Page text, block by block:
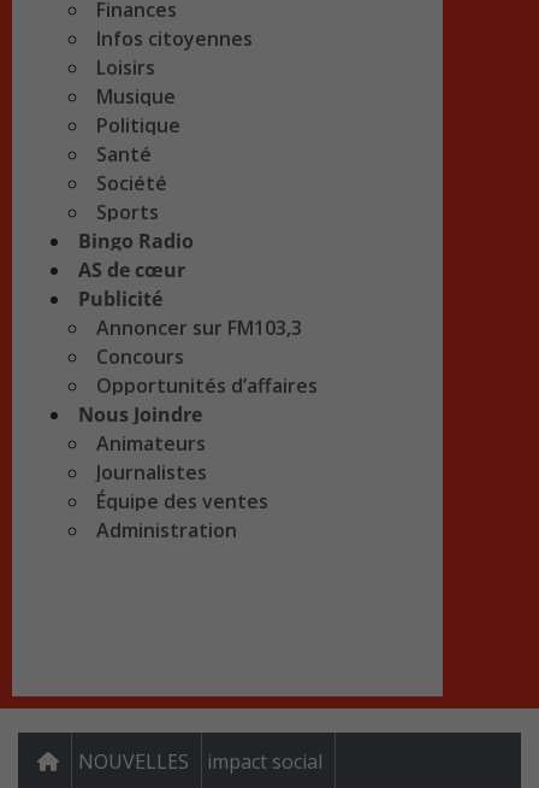
Finances
Infos citoyennes
Loisirs
Musique
Politique
Santé
Société
Sports
Bingo Radio
AS de cœur
Publicité
Annoncer sur FM103,3
Concours
Opportunités d’affaires
Nous Joindre
Animateurs
Journalistes
Équipe des ventes
Administration
NOUVELLES impact social